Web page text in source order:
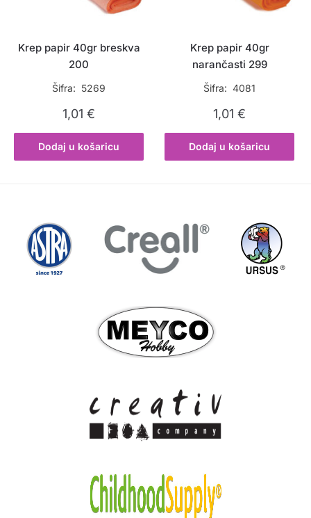
Krep papir 40gr breskva
200
Šifra: 5269
1,01€
Dodaj u košaricu
Krep papir 40gr
narančasti 299
Šifra: 4081
1,01€
Dodaj u košaricu